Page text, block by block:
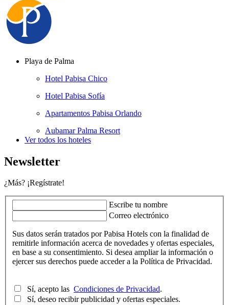
Playa de Palma
Hotel Pabisa Chico
Hotel Pabisa Sofía
Apartamentos Pabisa Orlando
Aubamar Palma Resort
Ver todos los hoteles
Newsletter
¿Más? ¡Regístrate!
Escribe tu nombre
Correo electrónico
Sus datos serán tratados por Pabisa Hotels con la finalidad de
remitirle información acerca de novedades y ofertas especiales,
en base a su consentimiento. Si desea ampliar la información o
ejercer sus derechos puede acceder a la Política de Privacidad.
Condiciones de Privacidad.
Sí, deseo recibir publicidad y ofertas especiales.